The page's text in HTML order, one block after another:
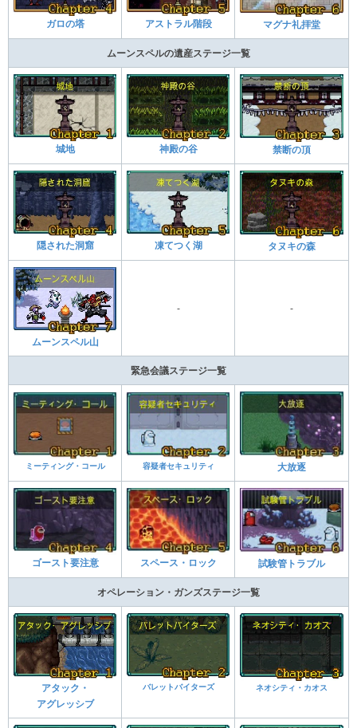
ガロの塔 アストラル階段 マグナ礼拝堂
ムーンスペルの遺産ステージ一覧
城地 神殿の谷 禁断の頂
隠された洞窟 凍てつく湖 タヌキの森
ムーンスペル山
- -
緊急会議ステージ一覧
ミーティング・コール 容疑者セキュリティ 大放逐
ゴースト要注意 スペース・ロック 試験管トラブル
オペレーション・ガンズステージ一覧
アタック・
アグレッシブ
バレットバイターズ ネオシティ・カオス